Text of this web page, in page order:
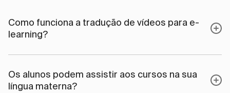
Como funciona a tradução de vídeos para e-
learning?
Os alunos podem assistir aos cursos na sua
língua materna?